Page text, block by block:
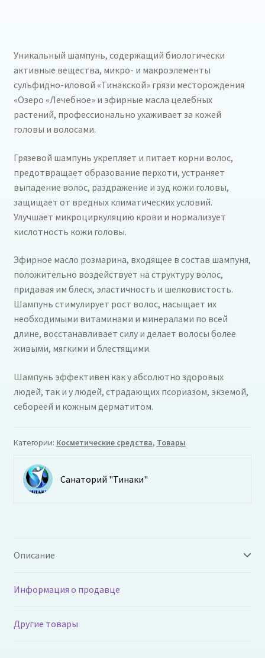
Уникальный шампунь, содержащий биологически
активные вещества, микро- и макроэлементы
сульфидно-иловой «Тинакской» грязи месторождения
«Озеро «Лечебное» и эфирные масла целебных
растений, профессионально ухаживает за кожей
головы и волосами.
Грязевой шампунь укрепляет и питает корни волос,
предотвращает образование перхоти, устраняет
выпадение волос, раздражение и зуд кожи головы,
защищает от вредных климатических условий.
Улучшает микроциркуляцию крови и нормализует
кислотность кожи головы.
Эфирное масло розмарина, входящее в состав шампуня,
положительно воздействует на структуру волос,
придавая им блеск, эластичность и шелковистость.
Шампунь стимулирует рост волос, насыщает их
необходимыми витаминами и минералами по всей
длине, восстанавливает силу и делает волосы более
живыми, мягкими и блестящими.
Шампунь эффективен как у абсолютно здоровых
людей, так и у людей, страдающих псориазом, экземой,
себореей и кожным дерматитом.
Категории: Косметические средства, Товары
Санаторий "Тинаки"
Описание
Информация о продавце
Другие товары